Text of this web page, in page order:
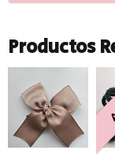
Productos